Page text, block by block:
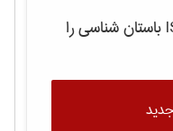
باستان شناسیرا